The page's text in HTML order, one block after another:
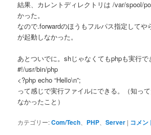
結果、カレントディレクトリは /var/spool/
かった。
なので.forwardのほうもフルパス指定してや
が起動しなかった。
あとついでに。shじゃなくてもphpも実行で
#!/usr/bin/php
<?php echo “Hello\n”;
って感じで実行ファイルにできる。（知っ
なかったこと）
カテゴリー:Com/Tech、 PHP、Server | コメン